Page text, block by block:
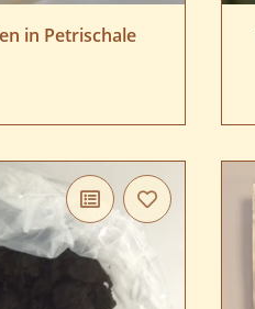
in Petrischale